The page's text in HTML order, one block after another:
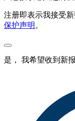
注册即表示我接受
保护声明 。
是， 我希望收到新